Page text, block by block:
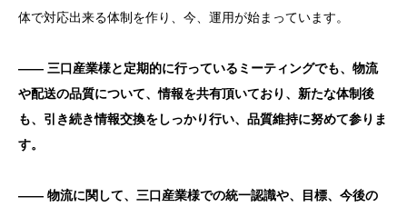
体で対応出来る体制を作り、今、運用が始まっています。
―― 三口産業様と定期的に行っているミーティングでも、物流
や配送の品質について、情報を共有頂いており、新たな体制後
も、引き続き情報交換をしっかり行い、品質維持に努めて参りま
す。
―― 物流に関して、三口産業様での統一認識や、目標、今後の